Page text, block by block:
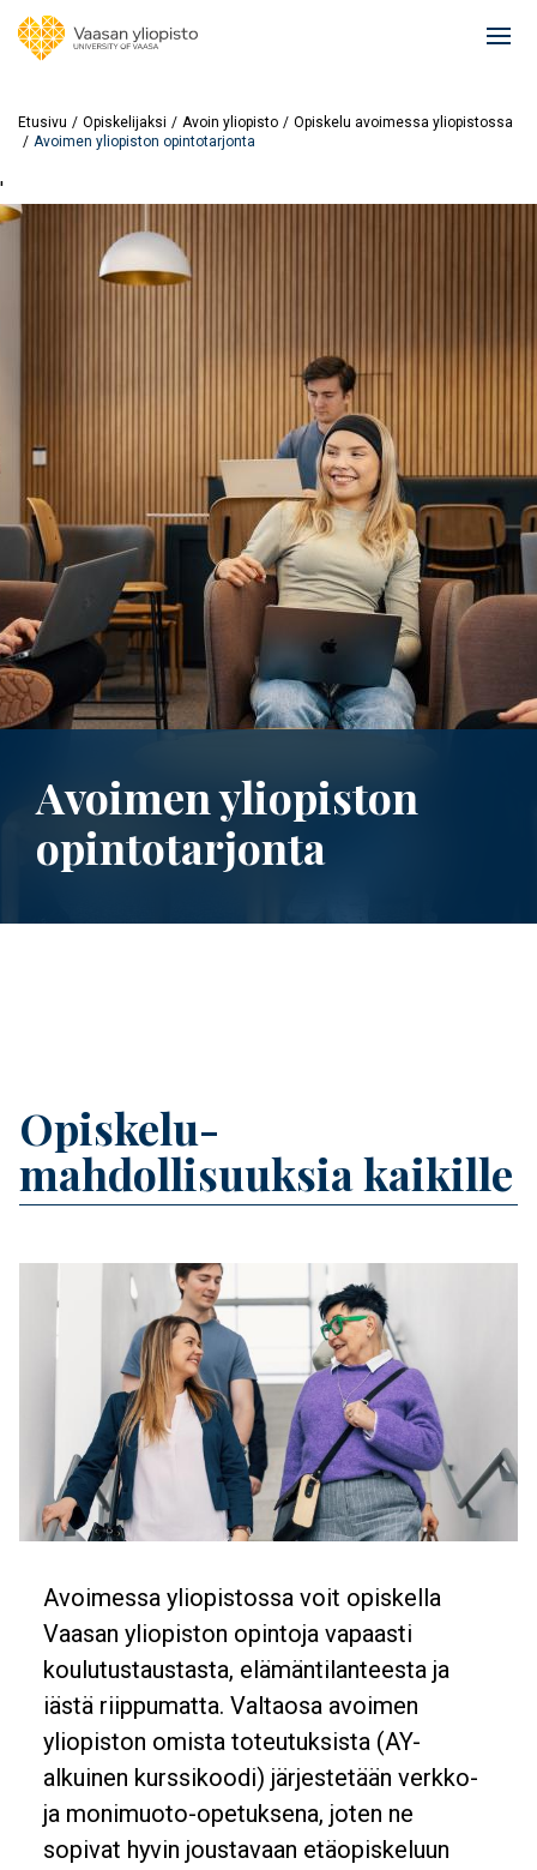
Etusivu Opiskelijaksi Avoin yliopisto
Opiskelu avoimessa yliopistossa
Avoimen yliopiston opintotarjonta
'
Avoimen yliopiston
opintotarjonta
Image
Banner
Title
Opiskelu­
mahdollisuuksia kaikille
Feature image
Banner
Description
Avoimessa yliopistossa voit opiskella
Vaasan yliopiston opintoja vapaasti
koulutustaustasta, elämäntilanteesta ja
iästä riippumatta. Valtaosa avoimen
yliopiston omista toteutuksista (AY-
alkuinen kurssikoodi) järjestetään verkko-
ja monimuoto-opetuksena, joten ne
sopivat hyvin joustavaan etäopiskeluun